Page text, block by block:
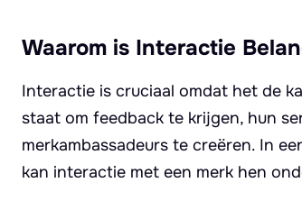
Waarom is Interactie
Interactie is cruciaal omdat het de
staat om feedback te krijgen, hun
merkambassadeurs te creëren. In
kan interactie met een merk hen